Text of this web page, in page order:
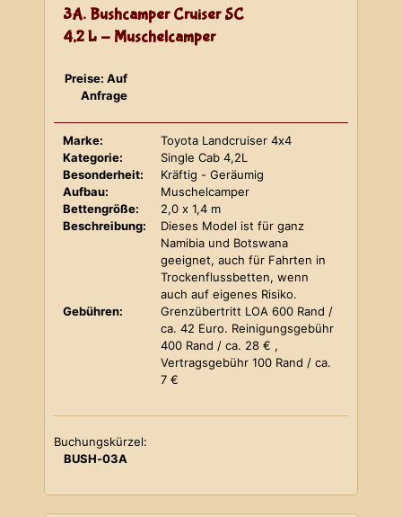
3A. Bushcamper Cruiser SC
4,2 L - Muschelcamper
Preise: Auf
Anfrage
Marke:
Toyota Landcruiser 4x4
Kategorie:
Single Cab 4,2L
Besonderheit:
Kräftig - Geräumig
Aufbau:
Muschelcamper
Bettengröße:
2,0 x 1,4 m
Beschreibung:
Dieses Model ist für ganz
Namibia und Botswana
geeignet, auch für Fahrten in
Trockenflussbetten, wenn
auch auf eigenes Risiko.
Gebühren:
Grenzübertritt LOA 600 Rand /
ca. 42 Euro. Reinigungsgebühr
400 Rand / ca. 28 € ,
Vertragsgebühr 100 Rand / ca.
7 €
Buchungskürzel:
BUSH-03A